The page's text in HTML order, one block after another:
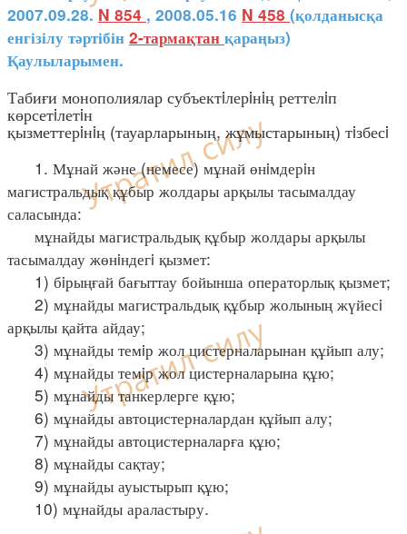
2007.09.28. N 854 , 2008.05.16 N 458 (қолданысқа
енгізілу тәртібін 2-тармақтан қараңыз)
Қаулыларымен.
Табиғи монополиялар субъектiлерiнiң реттелiп
көрсетiлетiн
қызметтерiнiң (тауарларының, жұмыстарының) тiзбесi
1. Мұнай және (немесе) мұнай өнiмдерiн
магистральдық құбыр жолдары арқылы тасымалдау
саласында:
мұнайды магистральдық құбыр жолдары арқылы
тасымалдау жөнiндегi қызмет:
1) бiрыңғай бағыттау бойынша операторлық қызмет;
2) мұнайды магистральдық құбыр жолының жүйесi
арқылы қайта айдау;
3) мұнайды темiр жол цистерналарынан құйып алу;
4) мұнайды темiр жол цистерналарына құю;
5) мұнайды танкерлерге құю;
6) мұнайды автоцистерналардан құйып алу;
7) мұнайды автоцистерналарға құю;
8) мұнайды сақтау;
9) мұнайды ауыстырып құю;
10) мұнайды араластыру.